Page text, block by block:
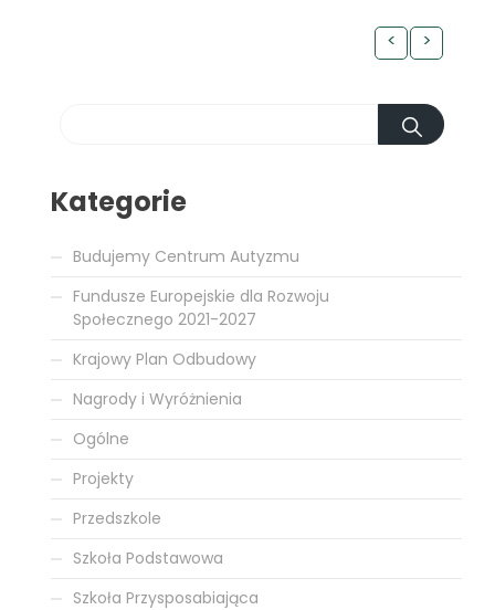
< >
Kategorie
Budujemy Centrum Autyzmu
Fundusze Europejskie dla Rozwoju
Społecznego 2021-2027
Krajowy Plan Odbudowy
Nagrody i Wyróżnienia
Ogólne
Projekty
Przedszkole
Szkoła Podstawowa
Szkoła Przysposabiająca